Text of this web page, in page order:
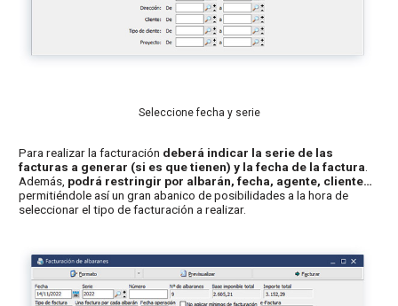
Seleccione fecha y serie
Para realizar la facturación deberá indicar la serie de las
facturas a generar (si es que tienen) y la fecha de la factura
Además, podrá restringir por albarán, fecha, agente, cliente…
permitiéndole así un gran abanico de posibilidades a la hora de
seleccionar el tipo de facturación a realizar.